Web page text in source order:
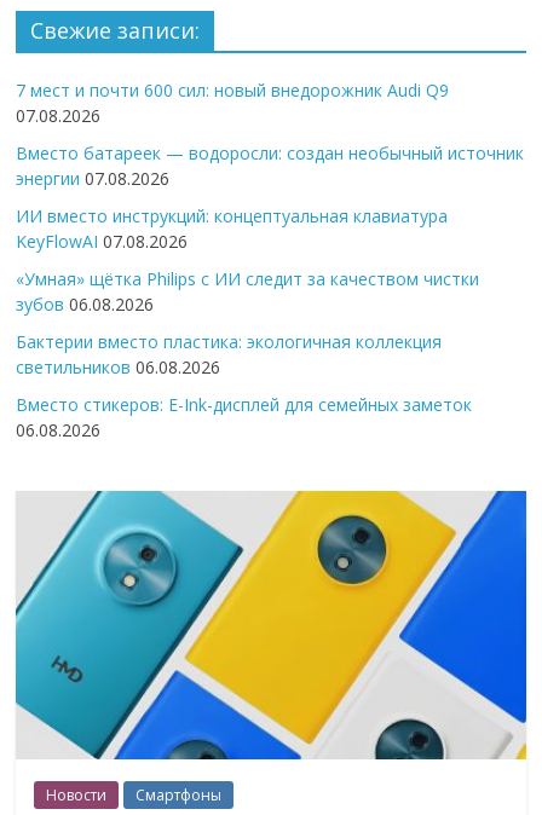
Свежие записи:
7 мест и почти 600 сил: новый внедорожник Audi Q9
07.08.2026
Вместо батареек — водоросли: создан необычный источник
энергии 07.08.2026
ИИ вместо инструкций: концептуальная клавиатура
KeyFlowAI 07.08.2026
«Умная» щётка Philips с ИИ следит за качеством чистки
зубов 06.08.2026
Бактерии вместо пластика: экологичная коллекция
светильников 06.08.2026
Вместо стикеров: E-Ink-дисплей для семейных заметок
06.08.2026
Новости Смартфоны